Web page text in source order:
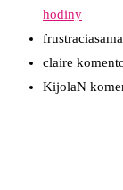
hodiny
frustraciasama
claire
KijolaN